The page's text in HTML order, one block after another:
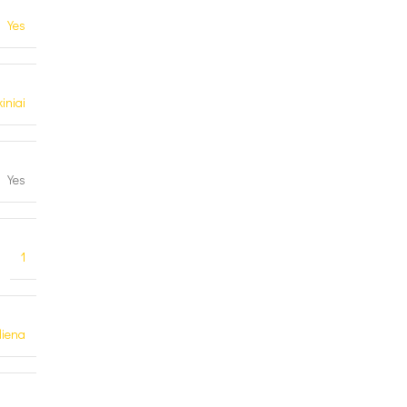
Yes
Yes
1